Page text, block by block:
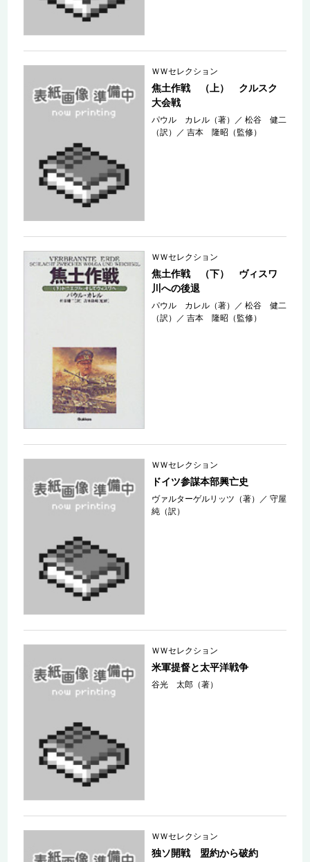
ＷＷセレクション
焦土作戦 （上） クルスク
大会戦
パウル カレル（著） ／松谷 健二
（訳）
／吉本 隆昭（監修）
ＷＷセレクション
焦土作戦 （下） ヴィスワ
川への後退
パウル カレル（著） ／松谷 健二
（訳）
／吉本 隆昭（監修）
ＷＷセレクション
ドイツ参謀本部興亡史
ヴァルターゲルリッツ（著） ／守屋
純（訳）
ＷＷセレクション
米軍提督と太平洋戦争
谷光 太郎（著）
ＷＷセレクション
独ソ開戦 盟約から破約